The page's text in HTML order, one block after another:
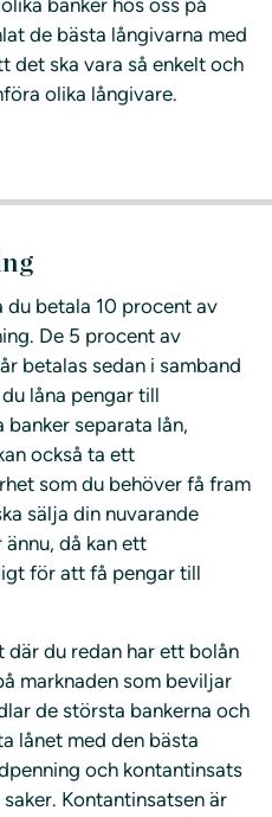
banker hos oss på
de bästa långivarna med
det ska vara så enkelt och
olika långivare.
du betala 10 procent av
De 5 procent av
betalas sedan i samband
låna pengar till
separata lån,
också ta ett
som du behöver få fram
sälja din nuvarande
då kan ett
för att få pengar till
du redan har ett bolån
marknaden som beviljar
de största bankerna och
lånet med den bästa
och kontantinsats
Kontantinsatsen är